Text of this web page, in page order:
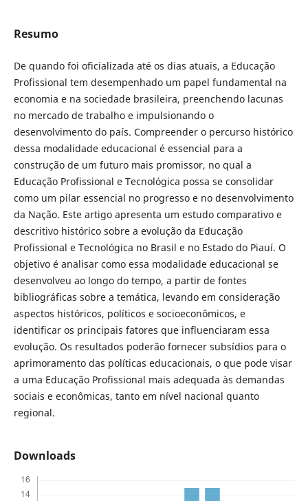
Resumo
De quando foi oficializada até os dias atuais, a Educação
Profissional tem desempenhado um papel fundamental na
economia e na sociedade brasileira, preenchendo lacunas
no mercado de trabalho e impulsionando o
desenvolvimento do país. Compreender o percurso histórico
dessa modalidade educacional é essencial para a
construção de um futuro mais promissor, no qual a
Educação Profissional e Tecnológica possa se consolidar
como um pilar essencial no progresso e no desenvolvimento
da Nação. Este artigo apresenta um estudo comparativo e
descritivo histórico sobre a evolução da Educação
Profissional e Tecnológica no Brasil e no Estado do Piauí. O
objetivo é analisar como essa modalidade educacional se
desenvolveu ao longo do tempo, a partir de fontes
bibliográficas sobre a temática, levando em consideração
aspectos históricos, políticos e socioeconômicos, e
identificar os principais fatores que influenciaram essa
evolução. Os resultados poderão fornecer subsídios para o
aprimoramento das políticas educacionais, o que pode visar
a uma Educação Profissional mais adequada às demandas
sociais e econômicas, tanto em nível nacional quanto
regional.
Downloads